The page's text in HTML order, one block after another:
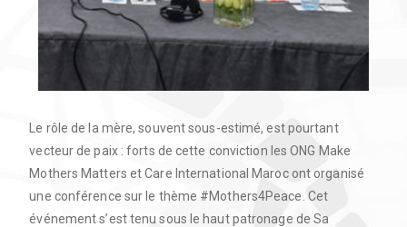
Le rôle de la mère, souvent sous-estimé, est pourtant
vecteur de paix : forts de cette conviction les ONG Make
Mothers Matters et Care International Maroc ont organisé
une conférence sur le thème #Mothers4Peace. Cet
événement s’est tenu sous le haut patronage de Sa